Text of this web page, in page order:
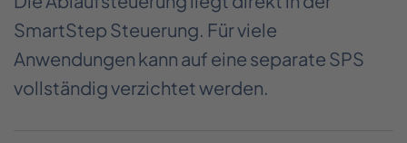
SmartStep Steuerung. Für viele
Anwendungen kann auf eine separate SPS
vollständig verzichtet werden.